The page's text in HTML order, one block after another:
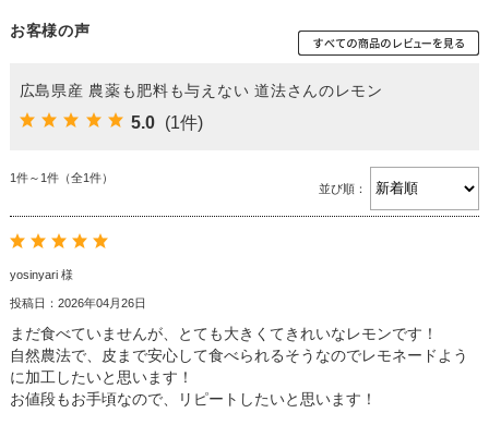
お客様の声
広島県産 農薬も肥料も与えない 道法さんのレモン
5.0 (1件)
1件～1件（全1件）
並び順：
yosinyari 様
投稿日：2026年04月26日
まだ食べていませんが、とても大きくてきれいなレモンです！
自然農法で、皮まで安心して食べられるそうなのでレモネードよう
に加工したいと思います！
お値段もお手頃なので、リピートしたいと思います！